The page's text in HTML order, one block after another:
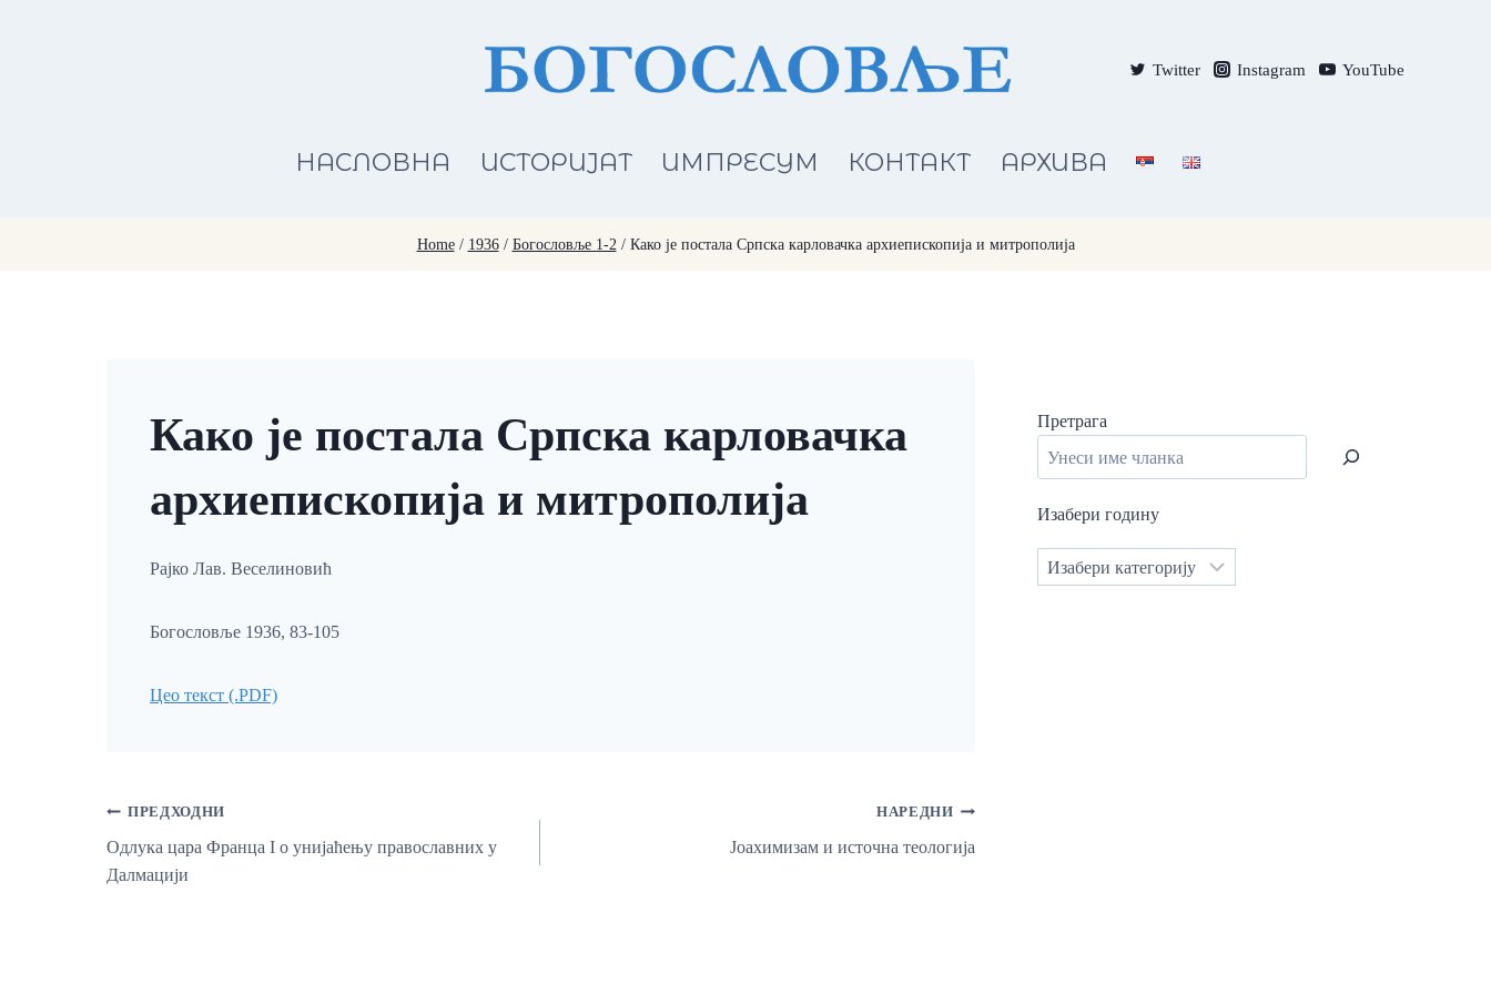
Twitter Instagram YouTube
НАСЛОВНА ИСТОРИЈАТ ИМПРЕСУМ КОНТАКТ АРХИВА
Home / 1936 / Богословље 1-2 / Како је постала Српска карловачка архиепископија и митрополија
Како је постала Српска карловачка
архиепископија и митрополија
Рајко Лав. Веселиновић
Богословље 1936, 83-105
Цео текст (.PDF)
Кретање
Чланка
ПРЕДХОДНИ
Одлука цара Франца I о унијаћењу православних у
Далмацији
НАРЕДНИ
Јоахимизам и источна теологија
Претрага
Изабери годину
Категорије